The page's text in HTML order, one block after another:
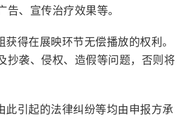
、宣传治疗效果等。
得在展映环节无偿播放的权利。
抄袭、侵权、造假等问题，否则将
引起的法律纠纷等均由申报方承